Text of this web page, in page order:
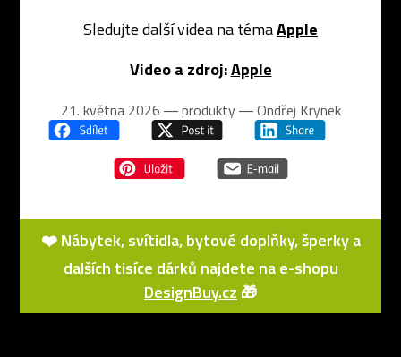
Sledujte další videa na témaApple
Video a zdroj:Apple
21. května 2026 ― produkty ―Ondřej Krynek
❤️ Nábytek, svítidla, bytové doplňky, šperky a
dalších tisíce dárků najdete na e-shopu
DesignBuy.cz 🎁